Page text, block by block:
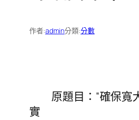
作者:admin分類:分數
原題目：“確保寬
實